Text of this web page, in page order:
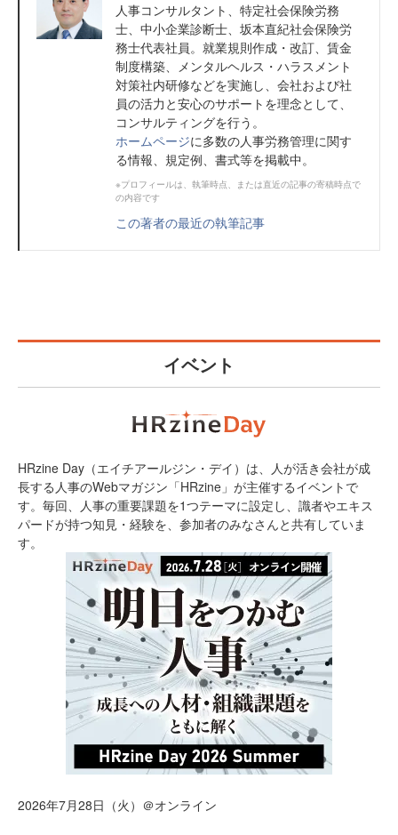
人事コンサルタント、特定社会保険労務
士、中小企業診断士、坂本直紀社会保険労
務士代表社員。就業規則作成・改訂、賃金
制度構築、メンタルヘルス・ハラスメント
対策社内研修などを実施し、会社および社
員の活力と安心のサポートを理念として、
コンサルティングを行う。
ホームページに多数の人事労務管理に関す
る情報、規定例、書式等を掲載中。
※プロフィールは、執筆時点、または直近の記事の寄稿時点で
の内容です
この著者の最近の執筆記事
イベント
HRzine Day（エイチアールジン・デイ）は、人が活き会社が成
長する人事のWebマガジン「HRzine」が主催するイベントで
す。毎回、人事の重要課題を1つテーマに設定し、識者やエキス
パードが持つ知見・経験を、参加者のみなさんと共有していま
す。
2026年7月28日（火）＠オンライン